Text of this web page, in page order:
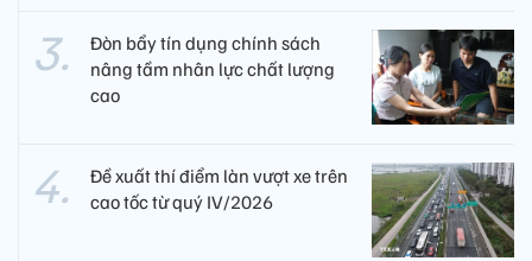
Đòn bẩy tín dụng chính sách
nâng tầm nhân lực chất lượng
cao
Đề xuất thí điểm làn vượt xe trên
cao tốc từ quý IV/2026